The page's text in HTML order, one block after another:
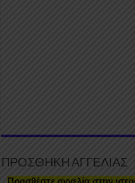
ΠΡΟΣΘΗΚΗ ΑΓΓΕΛΙΑΣ
Προσθέστε αγγελία στην